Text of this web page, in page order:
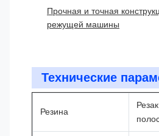
Прочная и точная
режущей машины
Технические
Резина